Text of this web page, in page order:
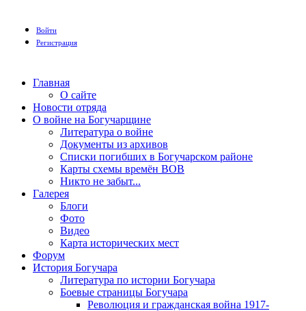
Войти
Регистрация
Главная
О сайте
Новости отряда
О войне на Богучарщине
Литература о войне
Документы из архивов
Списки погибших в Богучарском районе
Карты схемы времён ВОВ
Никто не забыт...
Галерея
Блоги
Фото
Видео
Карта исторических мест
Форум
История Богучара
Литература по истории Богучара
Боевые страницы Богучара
Революция и гражданская война 1917-